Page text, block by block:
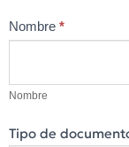
Formulario
Productos
Nombre *
Nombre
Tipo de
Si
deja
campo